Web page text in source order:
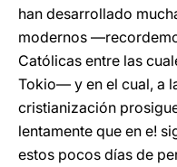
han desarrollado
modernos
Católicas entre las
Tokio— y en el cual, a
cristianización
lentamente que en e!
estos pocos días de